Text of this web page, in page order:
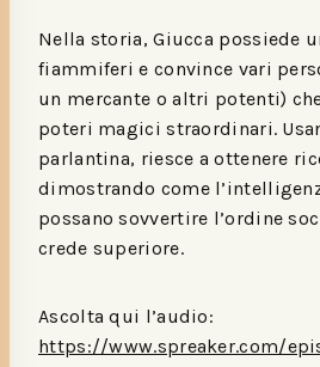
Nella storia, Giucca possiede
fiammiferi e convince vari
un mercante o altri potenti)
poteri magici straordinari.
parlantina, riesce a ottenere
dimostrando come
possano sovvertire l’ordine
crede superiore.
Ascolta qui l’audio:
https://www.spreaker.com/